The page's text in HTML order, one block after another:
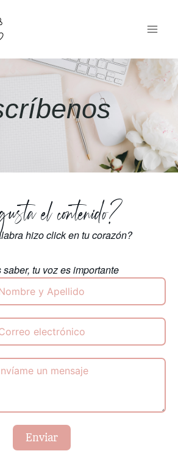
el contenido?
hizo click en tu corazón?
tu voz es importante
Enviar